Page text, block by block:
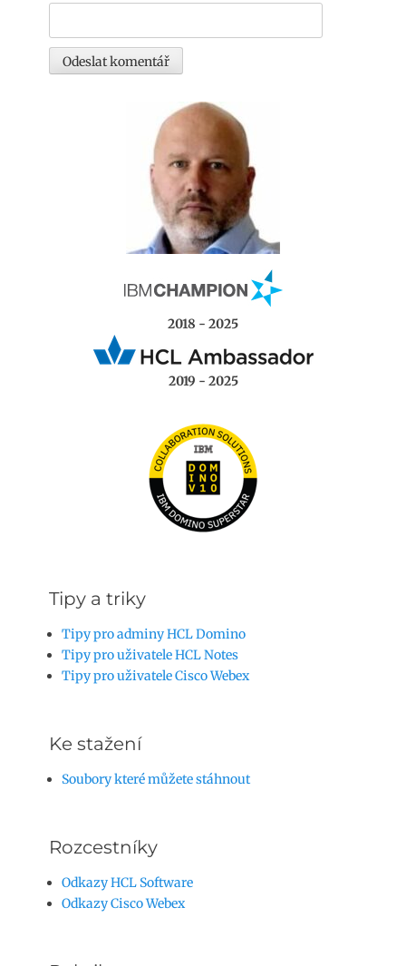
2018 - 2025
2019 - 2025
Tipy a triky
Tipy pro adminy HCL Domino
Tipy pro uživatele HCL Notes
Tipy pro uživatele Cisco Webex
Ke stažení
Soubory které můžete stáhnout
Rozcestníky
Odkazy HCL Software
Odkazy Cisco Webex